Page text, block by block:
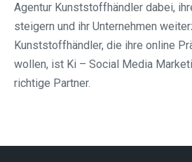
Agentur Kunststoffhändler dabei,
steigern und ihr Unternehmen
Kunststoffhändler, die ihre online
wollen, ist Ki – Social Media
richtige Partner.